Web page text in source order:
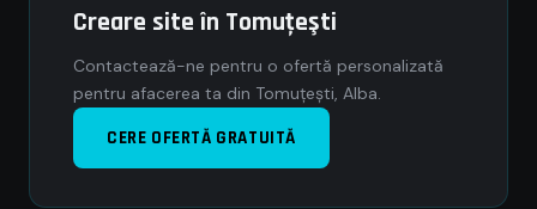
Creare site în Tomuţeşti
Contactează-ne pentru o ofertă personalizată
pentru afacerea ta din Tomuţeşti, Alba.
CERE OFERTĂ GRATUITĂ